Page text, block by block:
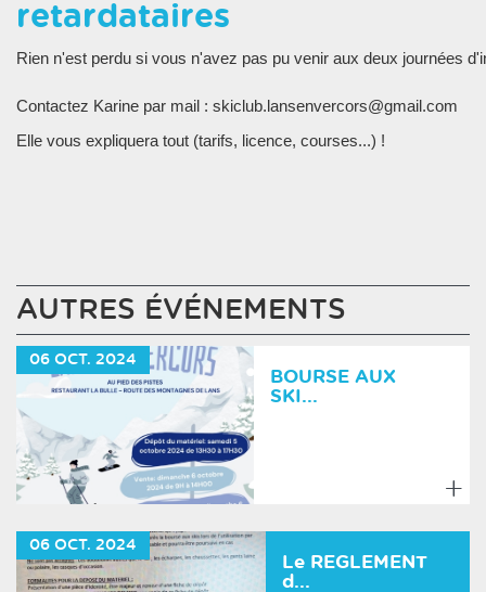
retardataires
Rien n'est perdu si vous n'avez pas pu venir aux deux journées
Contactez Karine par mail : skiclub.lansenvercors@gmail.com
Elle vous expliquera tout (tarifs, licence, courses...) !
AUTRES ÉVÉNEMENTS
06 OCT. 2024
BOURSE AUX
SKI...
savoir
06 OCT. 2024
Le REGLEMENT
d...